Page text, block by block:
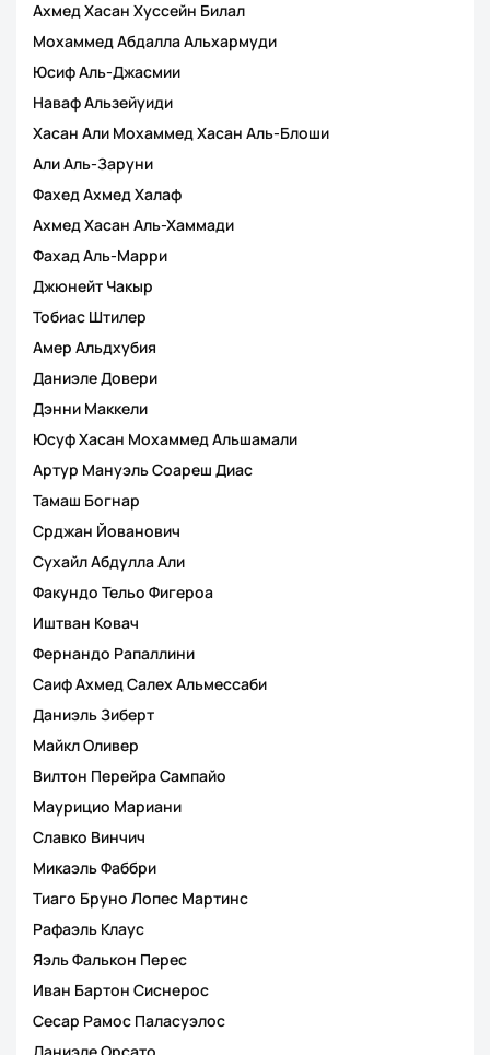
Ахмед Хасан Хуссейн Билал
Мохаммед Абдалла Альхармуди
Юсиф Аль-Джасмии
Наваф Альзейуиди
Хасан Али Мохаммед Хасан Аль-Блоши
Али Аль-Заруни
Фахед Ахмед Халаф
Ахмед Хасан Аль-Хаммади
Фахад Аль-Марри
Джюнейт Чакыр
Тобиас Штилер
Амер Альдхубия
Даниэле Довери
Дэнни Маккели
Юсуф Хасан Мохаммед Альшамали
Артур Мануэль Соареш Диас
Тамаш Богнар
Срджан Йованович
Сухайл Абдулла Али
Факундо Тельо Фигероа
Иштван Ковач
Фернандо Рапаллини
Саиф Ахмед Салех Альмессаби
Даниэль Зиберт
Майкл Оливер
Вилтон Перейра Сампайо
Маурицио Мариани
Славко Винчич
Микаэль Фаббри
Тиаго Бруно Лопес Мартинс
Рафаэль Клаус
Яэль Фалькон Перес
Иван Бартон Сиснерос
Сесар Рамос Паласуэлос